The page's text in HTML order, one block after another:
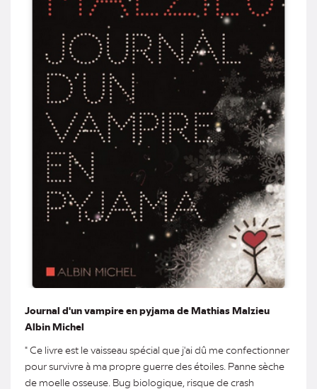
Journal d'un vampire en pyjama de Mathias Malzieu
Albin Michel
" Ce livre est le vaisseau spécial que j'ai dû me confectionner
pour survivre à ma propre guerre des étoiles. Panne sèche
de moelle osseuse. Bug biologique, risque de crash